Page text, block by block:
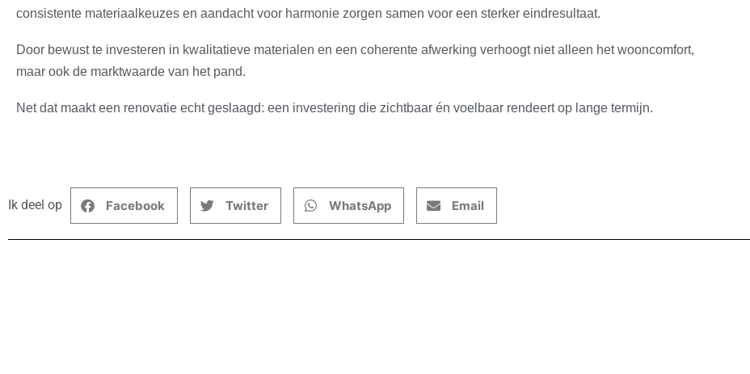
consistente materiaalkeuzes en aandacht voor harmonie zorgen samen voor een sterker eindresultaat.
Door bewust te investeren in kwalitatieve materialen en een coherente afwerking verhoogt niet alleen het wooncomfort,
maar ook de marktwaarde van het pand.
Net dat maakt een renovatie echt geslaagd: een investering die zichtbaar én voelbaar rendeert op lange termijn.
Ik deel op Facebook Twitter WhatsApp Email